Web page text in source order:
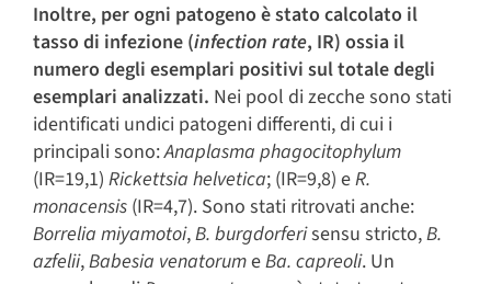
Inoltre, per ogni patogeno è stato calcolato il
tasso di infezione (infection rate, IR) ossia il
numero degli esemplari positivi sul totale degli
esemplari analizzati. Nei pool di zecche sono stati
identificati undici patogeni differenti, di cui i
principali sono:Anaplasma phagocitophylum
(IR=19,1) Rickettsia helvetica; (IR=9,8) eR.
monacensis (IR=4,7). Sono stati ritrovati anche:
Borrelia miyamotoi,B. burgdorferisensu stricto,B.
azfelii,Babesia venatorumeBa. capreoli. Un